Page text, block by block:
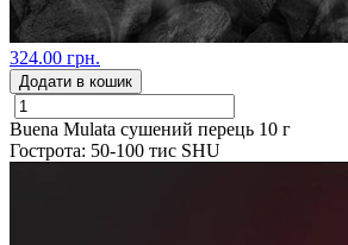
324.00 грн.
Додати в кошик
Buena Mulata сушений перець 10 г
Гострота: 50-100 тис SHU